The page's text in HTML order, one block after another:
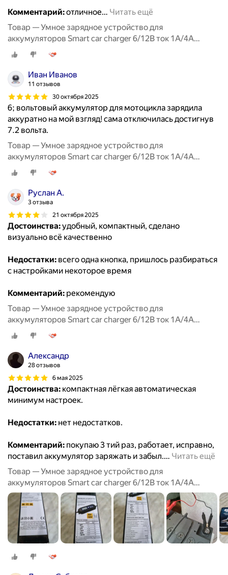
Комментарий:отличное… Читать ещё
Товар — Умное зарядное устройство для
аккумуляторов Smart car charger 6/12В ток 1А/4А
RUNWAY
Иван Иванов
11 отзывов
30 октября 2025
6; вольтовый аккумулятор для мотоцикла зарядила
аккуратно на мой взгляд! сама отключилась достигнув
7.2 вольта.
Товар — Умное зарядное устройство для
аккумуляторов Smart car charger 6/12В ток 1А/4А
RUNWAY
Руслан А.
3 отзыва
21 октября 2025
Достоинства:удобный, компактный, сделано
визуально всё качественно
Недостатки: всего одна кнопка, пришлось разбираться
с настройками некоторое время
Комментарий: рекомендую
Товар — Умное зарядное устройство для
аккумуляторов Smart car charger 6/12В ток 1А/4А
RUNWAY
Александр
28 отзывов
6 мая 2025
Достоинства: компактная лёгкая автоматическая
минимум настроек.
Недостатки: нет недостатков.
Комментарий: покупаю 3 тий раз, работает, исправно,
поставил аккумулятор заряжать и забыл.… Читать ещё
Товар — Умное зарядное устройство для
аккумуляторов Smart car charger 6/12В ток 1А/4А
RUNWAY